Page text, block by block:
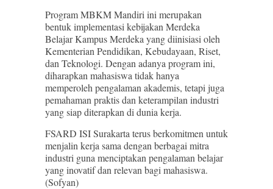
Program MBKM Mandiri ini merupakan
bentuk implementasi kebijakan Merdeka
Belajar Kampus Merdeka yang diinisiasi oleh
Kementerian Pendidikan, Kebudayaan, Riset,
dan Teknologi. Dengan adanya program ini,
diharapkan mahasiswa tidak hanya
memperoleh pengalaman akademis, tetapi juga
pemahaman praktis dan keterampilan industri
yang siap diterapkan di dunia kerja.
FSARD ISI Surakarta terus berkomitmen untuk
menjalin kerja sama dengan berbagai mitra
industri guna menciptakan pengalaman belajar
yang inovatif dan relevan bagi mahasiswa.
(Sofyan)